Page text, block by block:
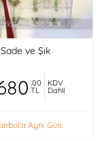
Sade ve Şık
,00
TL
KDV
Dahil
Aynı Gün